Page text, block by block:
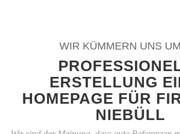
WIR KÜMMERN UNS
ERSTELLUNG
HOMEPAGE FÜR
NIEBÜLL